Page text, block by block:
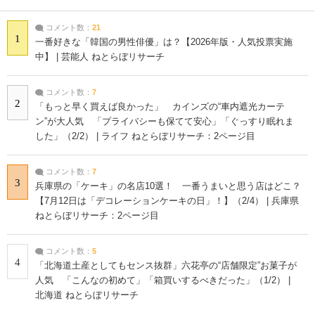
1
コメント数： 21
一番好きな「韓国の男性俳優」は？【2026年版・人気投票実施
中】 | 芸能人 ねとらぼリサーチ
2
コメント数： 7
「もっと早く買えば良かった」 カインズの“車内遮光カーテ
ン”が大人気 「プライバシーも保てて安心」「ぐっすり眠れま
した」（2/2） | ライフ ねとらぼリサーチ：2ページ目
3
コメント数： 7
兵庫県の「ケーキ」の名店10選！ 一番うまいと思う店はどこ？
【7月12日は「デコレーションケーキの日」！】（2/4） | 兵庫県
ねとらぼリサーチ：2ページ目
4
コメント数： 5
「北海道土産としてもセンス抜群」六花亭の“店舗限定”お菓子が
人気 「こんなの初めて」「箱買いするべきだった」（1/2） |
北海道 ねとらぼリサーチ